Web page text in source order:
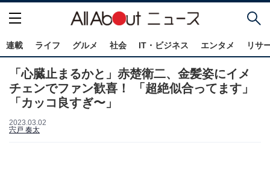
連載 ライフ グルメ 社会 IT・ビジネス エンタメ リサ
「心臓止まるかと」赤楚衛二、金髪姿にイメ
チェンでファン歓喜！ 「超絶似合ってます」
「カッコ良すぎ〜」
2023.03.02
宍戸 奏太